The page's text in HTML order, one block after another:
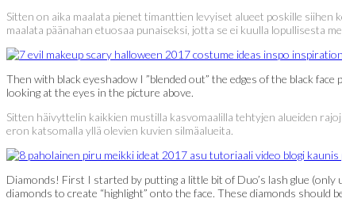
Sitten on aika maalata pienet timanttien levyiset alueet poskille
maalata päänahan etuosaa punaiseksi, jotta se ei kuulla lopullisesta
Then with black eyeshadow I ”blended out” the edges of the black
looking at the eyes in the picture above.
Sitten häivyttelin kaikkien mustilla kasvomaalilla tehtyjen alueiden
eron katsomalla yllä olevien kuvien silmäalueita.
Diamonds! First I started by putting a little bit of Duo’s lash glue
diamonds to create “highlight” onto the face. These diamonds should